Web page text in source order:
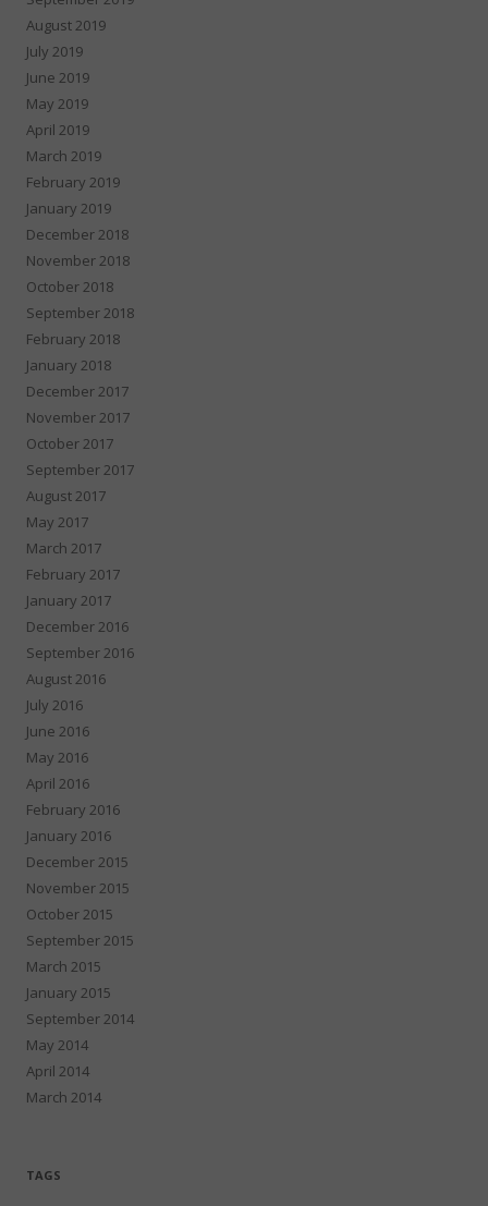
August 2019
July 2019
June 2019
May 2019
April 2019
March 2019
February 2019
January 2019
December 2018
November 2018
October 2018
September 2018
February 2018
January 2018
December 2017
November 2017
October 2017
September 2017
August 2017
May 2017
March 2017
February 2017
January 2017
December 2016
September 2016
August 2016
July 2016
June 2016
May 2016
April 2016
February 2016
January 2016
December 2015
November 2015
October 2015
September 2015
March 2015
January 2015
September 2014
May 2014
April 2014
March 2014
TAGS